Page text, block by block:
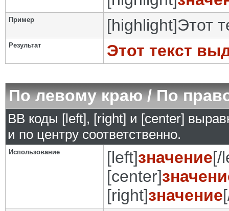
Пример [highlight]Этот
Результат Этот текст
По левому краю / По
BB коды [left], [right] и [center]
и по центру соответственно.
Использование [left]значение[/
[center]
[right]значение